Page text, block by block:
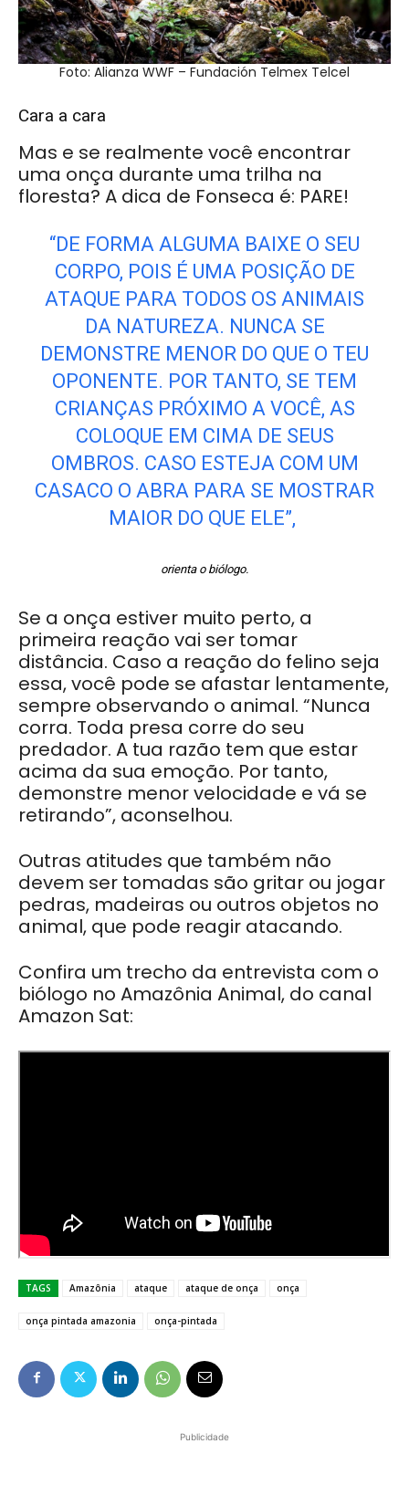
Foto: Alianza WWF – Fundación Telmex Telcel
Cara a cara
Mas e se realmente você encontrar
uma onça durante uma trilha na
floresta? A dica de Fonseca é: PARE!
“DE FORMA ALGUMA BAIXE O SEU
CORPO, POIS É UMA POSIÇÃO DE
ATAQUE PARA TODOS OS ANIMAIS
DA NATUREZA. NUNCA SE
DEMONSTRE MENOR DO QUE O TEU
OPONENTE. POR TANTO, SE TEM
CRIANÇAS PRÓXIMO A VOCÊ, AS
COLOQUE EM CIMA DE SEUS
OMBROS. CASO ESTEJA COM UM
CASACO O ABRA PARA SE MOSTRAR
MAIOR DO QUE ELE”,
orienta o biólogo.
Se a onça estiver muito perto, a
primeira reação vai ser tomar
distância. Caso a reação do felino seja
essa, você pode se afastar lentamente,
sempre observando o animal. “Nunca
corra. Toda presa corre do seu
predador. A tua razão tem que estar
acima da sua emoção. Por tanto,
demonstre menor velocidade e vá se
retirando”, aconselhou.
Outras atitudes que também não
devem ser tomadas são gritar ou jogar
pedras, madeiras ou outros objetos no
animal, que pode reagir atacando.
Confira um trecho da entrevista com o
biólogo no Amazônia Animal, do canal
Amazon Sat:
TAGS Amazônia ataque ataque de onça onça
onça pintada amazonia onça-pintada
Publicidade